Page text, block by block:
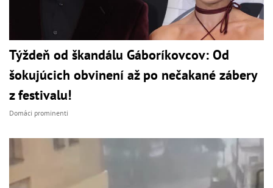
Týždeň od škandálu Gáboríkovcov: Od
šokujúcich obvinení až po nečakané zábery
z festivalu!
Domáci prominenti